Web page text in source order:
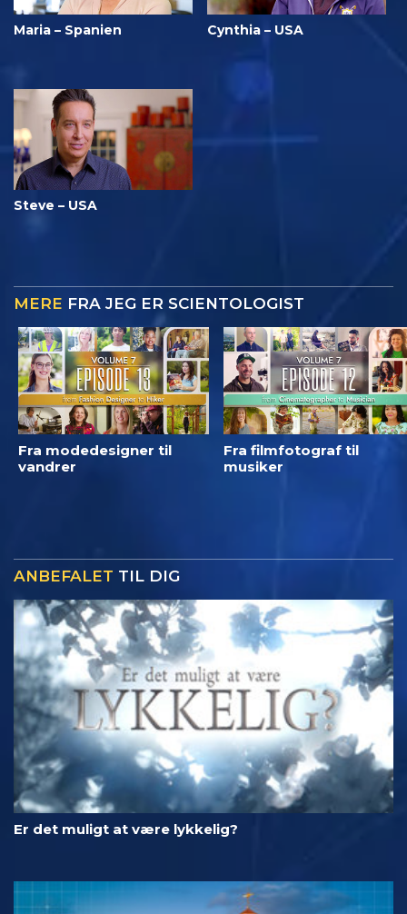
Maria – Spanien Cynthia – USA
Steve – USA
MERE FRA JEG ER SCIENTOLOGIST
Fra modedesigner til
vandrer
Fra filmfotograf til
musiker
ANBEFALET TIL DIG
Er det muligt at være lykkelig?